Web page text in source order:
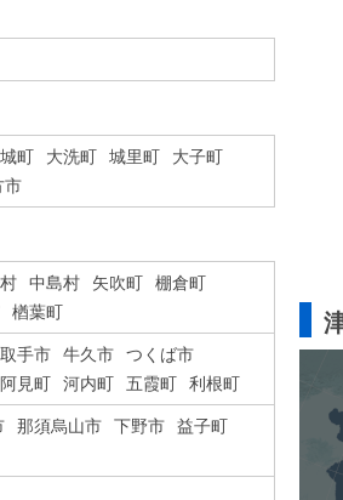
町 大洗町 城里町
大子町
市
中島村 矢吹町
棚倉町
楢葉町
取手市 牛久市
つくば市
阿見町 河内町 五霞町 利根町
那須烏山市 下野市
益子町